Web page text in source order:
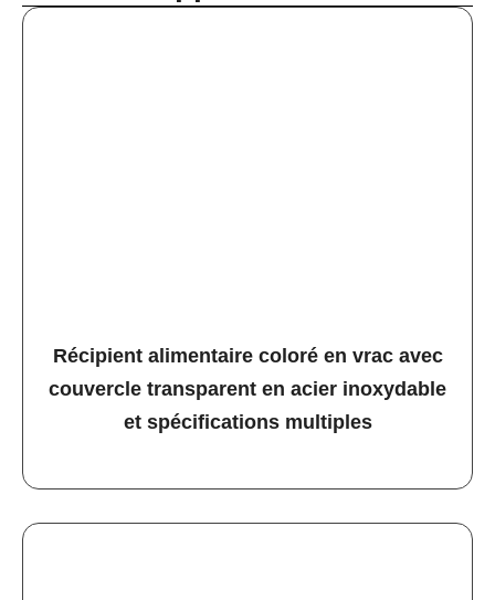
Récipient alimentaire coloré en vrac avec
couvercle transparent en acier inoxydable
et spécifications multiples